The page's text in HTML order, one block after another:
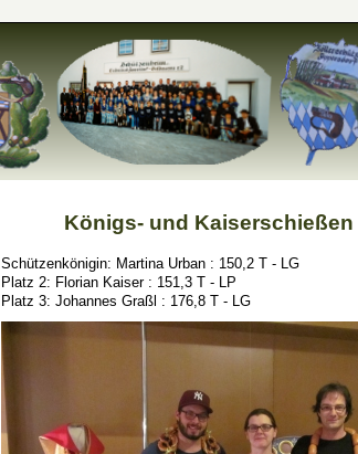
Königs- und Kaiserschießen
Schützenkönigin: Martina Urban : 150,2 T - LG
Platz 2: Florian Kaiser : 151,3 T - LP
Platz 3: Johannes Graßl : 176,8 T - LG